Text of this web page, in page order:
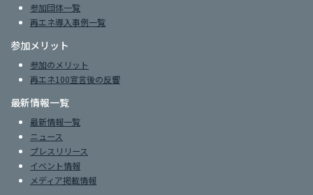
参加団体一覧
再エネ導入事例一覧
参加メリット
参加のメリット
再エネ100宣言後の反響
最新情報一覧
最新情報一覧
ニュース
プレスリリース
イベント情報
メディア掲載情報